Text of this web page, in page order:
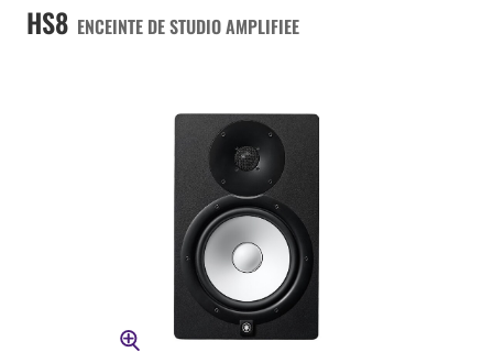
HS8 ENCEINTE DE STUDIO AMPLIFIEE